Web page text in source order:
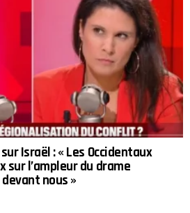
Israël : « Les Occidentaux
sur l’ampleur du drame
nous »